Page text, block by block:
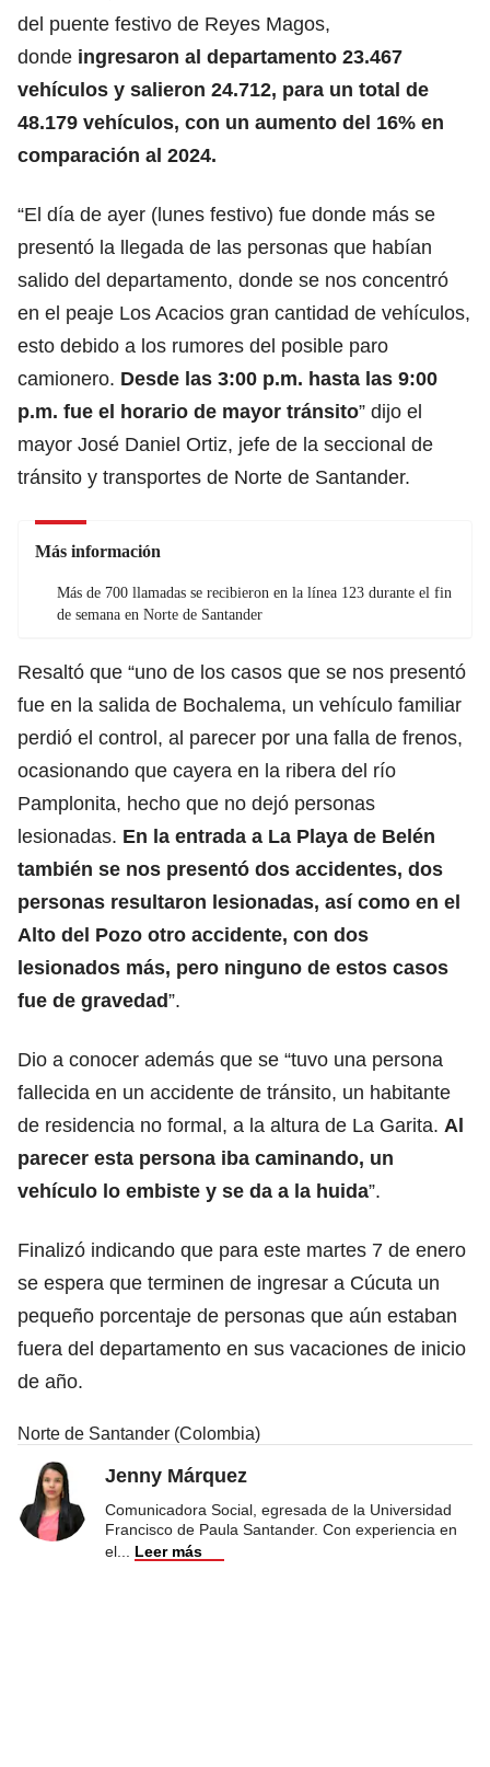
del puente festivo de Reyes Magos,
donde ingresaron al departamento 23.467
vehículos y salieron 24.712, para un total de
48.179 vehículos, con un aumento del 16% en
comparación al 2024.
“El día de ayer (lunes festivo) fue donde más se
presentó la llegada de las personas que habían
salido del departamento, donde se nos concentró
en el peaje Los Acacios gran cantidad de vehículos,
esto debido a los rumores del posible paro
camionero. Desde las 3:00 p.m. hasta las 9:00
p.m. fue el horario de mayor tránsito” dijo el
mayor José Daniel Ortiz, jefe de la seccional de
tránsito y transportes de Norte de Santander.
Más información
Más de 700 llamadas se recibieron en la línea 123 durante el fin
de semana en Norte de Santander
Resaltó que “uno de los casos que se nos presentó
fue en la salida de Bochalema, un vehículo familiar
perdió el control, al parecer por una falla de frenos,
ocasionando que cayera en la ribera del río
Pamplonita, hecho que no dejó personas
lesionadas. En la entrada a La Playa de Belén
también se nos presentó dos accidentes, dos
personas resultaron lesionadas, así como en el
Alto del Pozo otro accidente, con dos
lesionados más, pero ninguno de estos casos
fue de gravedad”.
Dio a conocer además que se “tuvo una persona
fallecida en un accidente de tránsito, un habitante
de residencia no formal, a la altura de La Garita. Al
parecer esta persona iba caminando, un
vehículo lo embiste y se da a la huida”.
Finalizó indicando que para este martes 7 de enero
se espera que terminen de ingresar a Cúcuta un
pequeño porcentaje de personas que aún estaban
fuera del departamento en sus vacaciones de inicio
de año.
Norte de Santander (Colombia)
Jenny Márquez
Comunicadora Social, egresada de la Universidad
Francisco de Paula Santander. Con experiencia en
el
Leer más